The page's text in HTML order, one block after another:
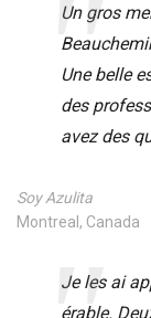
Un gros
Une belle
des
avez des
Soy Azulita
Montreal, Canada
Je les ai
érable.